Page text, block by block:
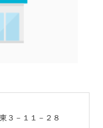
３－１１－２８